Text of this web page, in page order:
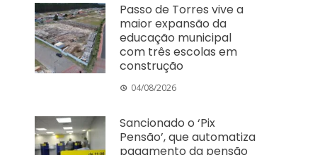
Passo de Torres vive a
maior expansão da
educação municipal
com três escolas em
construção
04/08/2026
Sancionado o ‘Pix
Pensão’, que automatiza
pagamento da pensão